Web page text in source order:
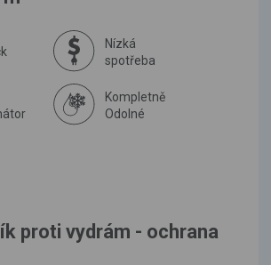
Nízká
spotřeba
Kompletně
Odolné
proti vydrám - ochrana